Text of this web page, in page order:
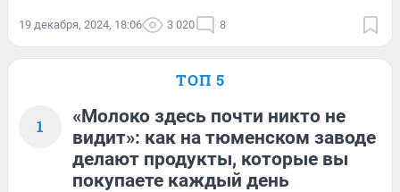
19 декабря, 2024, 18:06 3 020 8
ТОП 5
1
«Молоко здесь почти никто не
видит»: как на тюменском заводе
делают продукты, которые вы
покупаете каждый день